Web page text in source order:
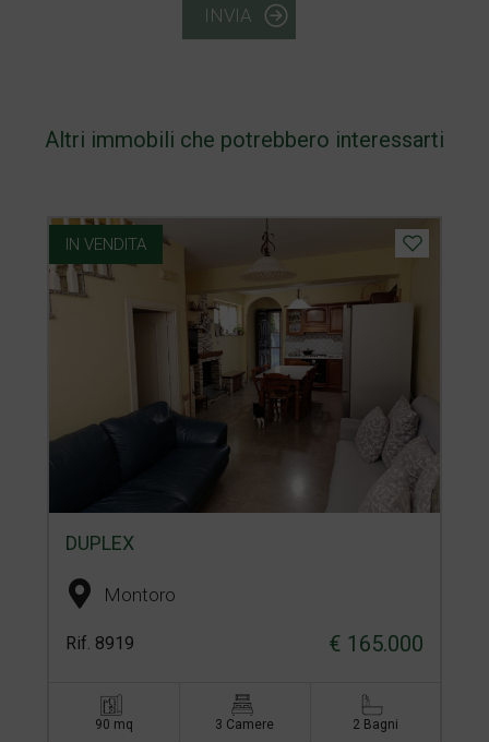
INVIA
Altri immobili che potrebbero interessarti
IN VENDITA
DUPLEX
Montoro
Rif. 8919 € 165.000
90 mq 3 Camere 2 Bagni